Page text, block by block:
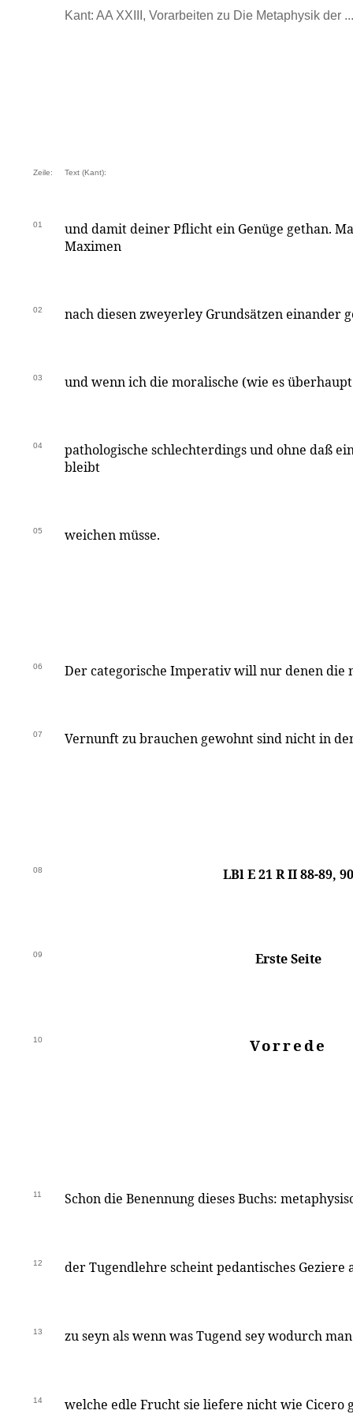
Kant: AA XXIII, Vorarbeiten zu Die Metaphysik der
Zeile: Text (Kant):
01
und damit deiner Pflicht ein Genüge gethan.
Maximen
02 nach diesen zweyerley Grundsätzen einander
03 und wenn ich die moralische (wie es
04
pathologische schlechterdings und ohne daß
bleibt
05 weichen müsse.
06 Der categorische Imperativ will nur denen die
07 Vernunft zu brauchen gewohnt sind nicht in
08 LBl E 21 R II 88-89, 90
09 Erste Seite
10 Vorrede
11 Schon die Benennung dieses Buchs:
12 der Tugendlehre scheint pedantisches
13 zu seyn als wenn was Tugend sey wodurch
14 welche edle Frucht sie liefere nicht wie Cicero